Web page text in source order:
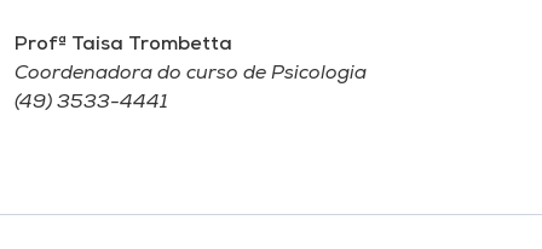
Profª Taisa Trombetta
Coordenadora do curso de Psicologia
(49) 3533-4441